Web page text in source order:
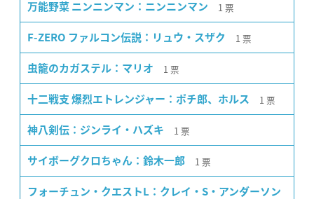
万能野菜 ニンニンマン：ニンニンマン 1 票
F-ZERO ファルコン伝説：リュウ・スザク 1 票
虫籠のカガステル：マリオ 1 票
十二戦支 爆烈エトレンジャー：ポチ郎、ホルス 1 票
神八剣伝：ジンライ・ハズキ 1 票
サイボーグクロちゃん：鈴木一郎 1 票
フォーチュン・クエストL：クレイ・S・アンダーソン